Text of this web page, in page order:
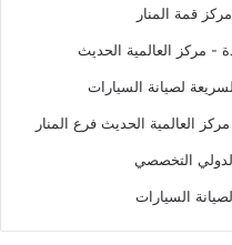
قمة المنار
- مركز العالمية الحديث
لصيانة السيارات
العالمية الحديث فرع المنار
التخصصي
السيارات